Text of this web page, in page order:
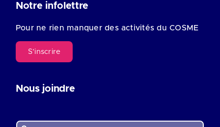
Notre infolettre
Pour ne rien manquer des activités du COSME
S’inscrire
Nous joindre
N